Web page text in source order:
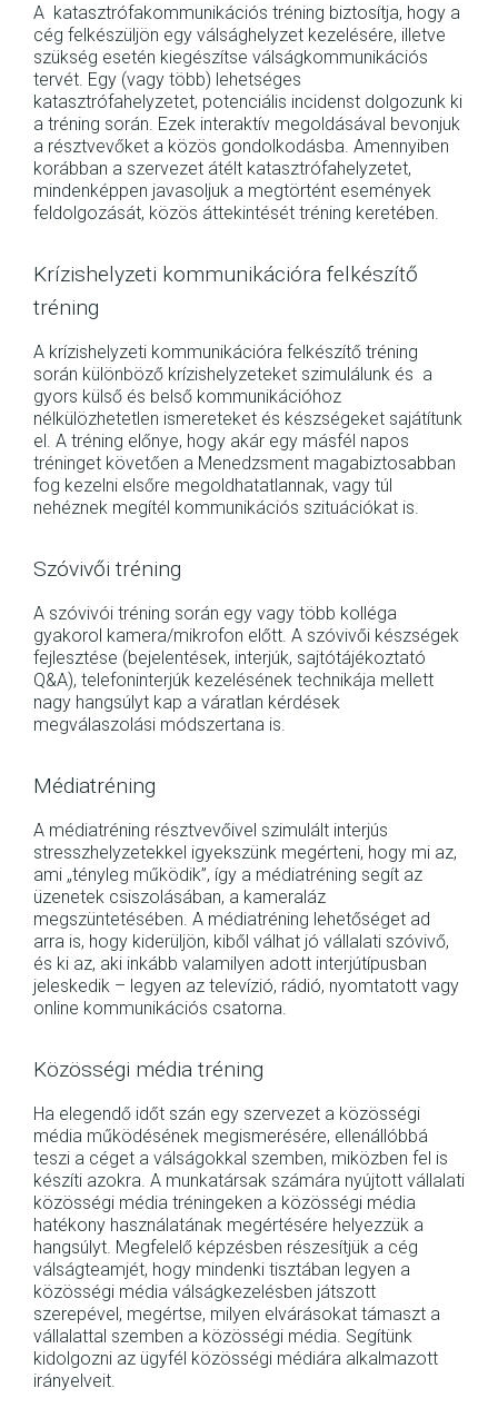
A katasztrófakommunikációs tréning biztosítja, hogy a
cég felkészüljön egy válsághelyzet kezelésére, illetve
szükség esetén kiegészítse válságkommunikációs
tervét. Egy (vagy több) lehetséges
katasztrófahelyzetet, potenciális incidenst dolgozunk ki
a tréning során. Ezek interaktív megoldásával bevonjuk
a résztvevőket a közös gondolkodásba. Amennyiben
korábban a szervezet átélt katasztrófahelyzetet,
mindenképpen javasoljuk a megtörtént események
feldolgozását, közös áttekintését tréning keretében.
Krízishelyzeti kommunikációra felkészítő
tréning
A krízishelyzeti kommunikációra felkészítő tréning
során különböző krízishelyzeteket szimulálunk és a
gyors külső és belső kommunikációhoz
nélkülözhetetlen ismereteket és készségeket sajátítunk
el. A tréning előnye, hogy akár egy másfél napos
tréninget követően a Menedzsment magabiztosabban
fog kezelni elsőre megoldhatatlannak, vagy túl
nehéznek megítél kommunikációs szituációkat is.
Szóvivői tréning
A szóvivói tréning során egy vagy több kolléga
gyakorol kamera/mikrofon előtt. A szóvivői készségek
fejlesztése (bejelentések, interjúk, sajtótájékoztató
Q&A), telefoninterjúk kezelésének technikája mellett
nagy hangsúlyt kap a váratlan kérdések
megválaszolási módszertana is.
Médiatréning
A médiatréning résztvevőivel szimulált interjús
stresszhelyzetekkel igyekszünk megérteni, hogy mi az,
ami „tényleg működik”, így a médiatréning segít az
üzenetek csiszolásában, a kameraláz
megszüntetésében. A médiatréning lehetőséget ad
arra is, hogy kiderüljön, kiből válhat jó vállalati szóvivő,
és ki az, aki inkább valamilyen adott interjútípusban
jeleskedik – legyen az televízió, rádió, nyomtatott vagy
online kommunikációs csatorna.
Közösségi média tréning
Ha elegendő időt szán egy szervezet a közösségi
média működésének megismerésére, ellenállóbbá
teszi a céget a válságokkal szemben, miközben fel is
készíti azokra. A munkatársak számára nyújtott vállalati
közösségi média tréningeken a közösségi média
hatékony használatának megértésére helyezzük a
hangsúlyt. Megfelelő képzésben részesítjük a cég
válságteamjét, hogy mindenki tisztában legyen a
közösségi média válságkezelésben játszott
szerepével, megértse, milyen elvárásokat támaszt a
vállalattal szemben a közösségi média. Segítünk
kidolgozni az ügyfél közösségi médiára alkalmazott
irányelveit.